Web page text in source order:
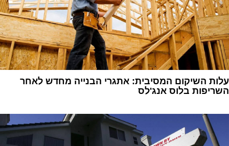
עלות השיקום המסיבית: אתגרי הבנייה מחדש לאחר
השריפות בלוס אנג'לס